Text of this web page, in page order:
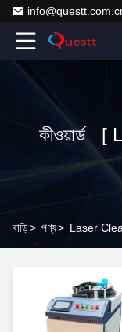
কীওয়ার্ড
বাড়ি> পণ্য> Laser